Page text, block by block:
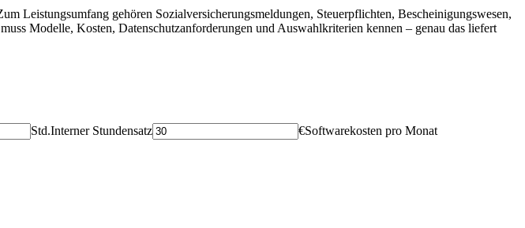
Leistungsumfang gehören Sozialversicherungsmeldungen, Steuerpflichten, Bescheinigungswesen,
Modelle, Kosten, Datenschutzanforderungen und Auswahlkriterien kennen – genau das liefert
Std.Interner Stundensatz €Softwarekosten pro Monat